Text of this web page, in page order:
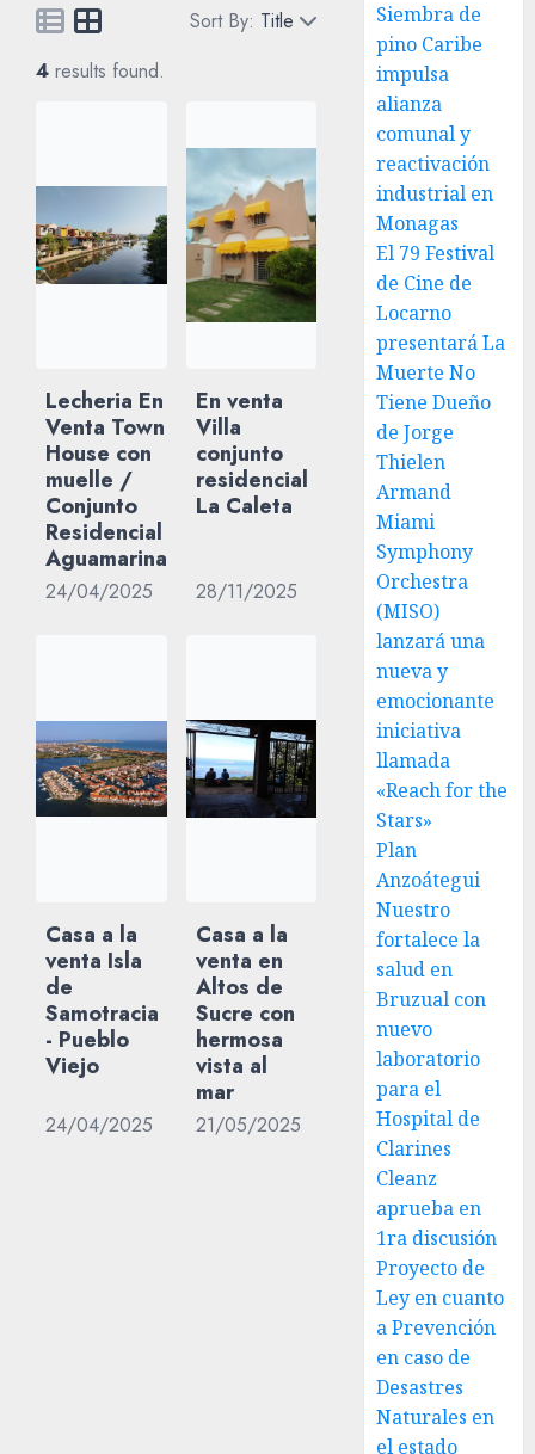
Sort By: Title
4 results found.
Lecheria En
Venta Town
House con
muelle /
Conjunto
Residencial
Aguamarina
24/04/2025
En venta
Villa
conjunto
residencial
La Caleta
28/11/2025
Casa a la
venta Isla
de
Samotracia
- Pueblo
Viejo
24/04/2025
Casa a la
venta en
Altos de
Sucre con
hermosa
vista al
mar
21/05/2025
Siembra de
pino Caribe
impulsa
alianza
comunal y
reactivación
industrial en
Monagas
El 79 Festival
de Cine de
Locarno
presentará La
Muerte No
Tiene Dueño
de Jorge
Thielen
Armand
Miami
Symphony
Orchestra
(MISO)
lanzará una
nueva y
emocionante
iniciativa
llamada
«Reach for the
Stars»
Plan
Anzoátegui
Nuestro
fortalece la
salud en
Bruzual con
nuevo
laboratorio
para el
Hospital de
Clarines
Cleanz
aprueba en
1ra discusión
Proyecto de
Ley en cuanto
a Prevención
en caso de
Desastres
Naturales en
el estado